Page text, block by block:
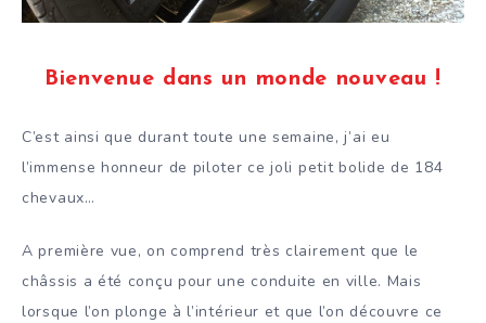
Bienvenue dans un monde nouveau !
C’est ainsi que durant toute une semaine, j’ai eu
l’immense honneur de piloter ce joli petit bolide de 184
chevaux…
A première vue, on comprend très clairement que le
châssis a été conçu pour une conduite en ville. Mais
lorsque l’on plonge à l’intérieur et que l’on découvre ce